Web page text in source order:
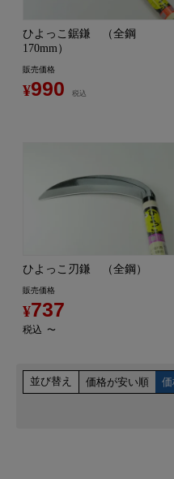
ひよっこ鋸鎌 （全鋼
170mm）
販売価格
¥990 税込
ひよっこ刃鎌 （全鋼）
販売価格
¥737
税込 〜
並び替え 価格が安い順